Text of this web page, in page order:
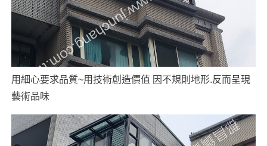
用細心要求品質~用技術創造價值 因不規則地形.反而呈現
藝術品味